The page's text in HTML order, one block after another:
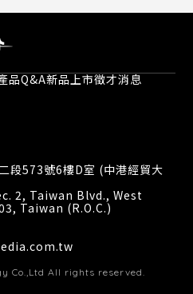
品Q&A新品上市徵才消息
段573號6樓D室 (中港經貿大
2, Taiwan Blvd., West
Taiwan (R.O.C.)
Co.,Ltd All rights reserved.